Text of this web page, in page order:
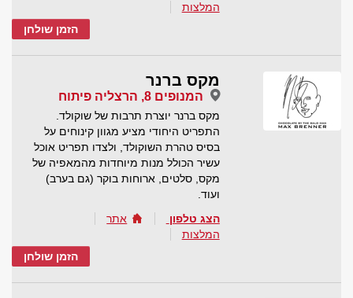
המלצות
הזמן שולחן
מקס ברנר
המנופים 8, הרצליה פיתוח
מקס ברנר יוצרת תרבות של שוקולד.
התפריט היחודי מציע מגוון קינוחים על
בסיס טהרת השוקולד, ולצדו תפריט אוכל
עשיר הכולל מנות מיוחדות מהמאפיה של
מקס, סלטים, ארוחות בוקר (גם בערב)
ועוד.
הצג טלפון
אתר
המלצות
הזמן שולחן